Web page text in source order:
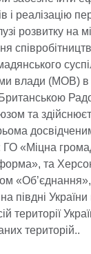
і реалізацію
розвитку на
влади (МОВ) в
та
«Міцна
та
півдні
території
територій..